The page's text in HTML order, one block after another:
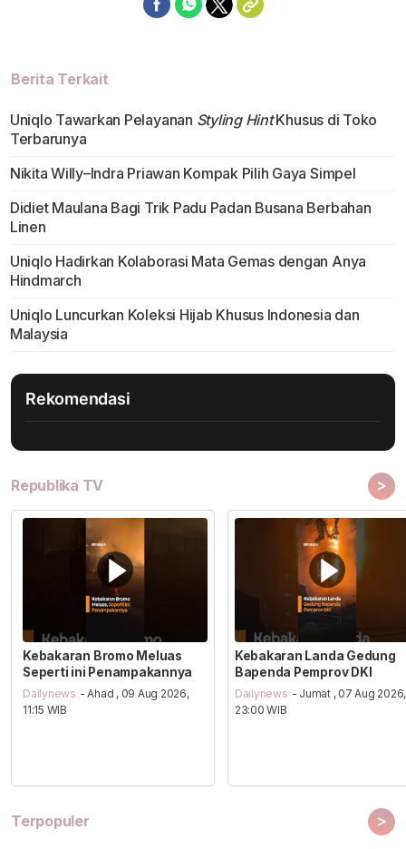
Berita Terkait
Uniqlo Tawarkan Pelayanan Styling HintKhusus di Toko
Terbarunya
Nikita Willy–Indra Priawan Kompak Pilih Gaya Simpel
Didiet Maulana Bagi Trik Padu Padan Busana Berbahan
Linen
Uniqlo Hadirkan Kolaborasi Mata Gemas dengan Anya
Hindmarch
Uniqlo Luncurkan Koleksi Hijab Khusus Indonesia dan
Malaysia
Rekomendasi
Republika TV >
Kebakaran Bromo Meluas
Seperti ini Penampakannya
Dailynews - Ahad , 09 Aug 2026,
11:15 WIB
Kebakaran Landa Gedung
Bapenda Pemprov DKI
Dailynews - Jumat , 07 Aug 2026,
23:00 WIB
Terpopuler >